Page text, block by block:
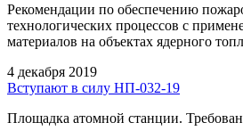
Рекомендации по обеспечению
технологических процессов с
материалов на объектах ядерного
4 декабря 2019
Вступают в силу НП-032-19
Площадка атомной станции.